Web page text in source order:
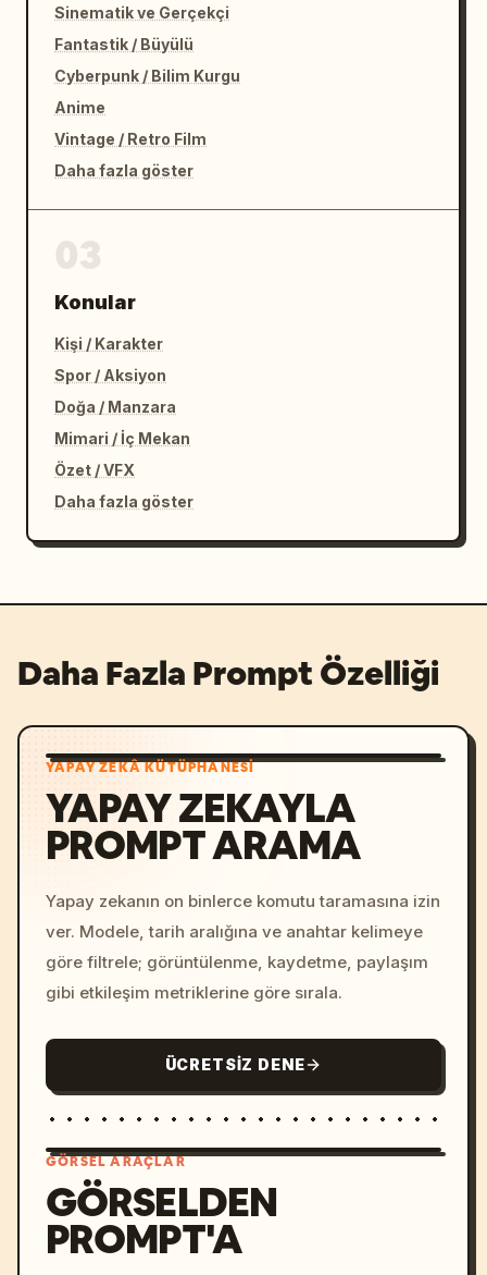
Sinematik ve Gerçekçi
Fantastik / Büyülü
Cyberpunk / Bilim Kurgu
Anime
Vintage / Retro Film
Daha fazla göster
Konular
Kişi / Karakter
Spor / Aksiyon
Doğa / Manzara
Mimari / İç Mekan
Özet / VFX
Daha fazla göster
Daha Fazla Prompt Özelliği
YAPAY ZEKÂ KÜTÜPHANESI
YAPAY ZEKAYLA
PROMPT ARAMA
Yapay zekanın on binlerce komutu taramasına izin
ver. Modele, tarih aralığına ve anahtar kelimeye
göre filtrele; görüntülenme, kaydetme, paylaşım
gibi etkileşim metriklerine göre sırala.
ÜCRETSIZ DENE
GÖRSEL ARAÇLAR
GÖRSELDEN
PROMPT'A